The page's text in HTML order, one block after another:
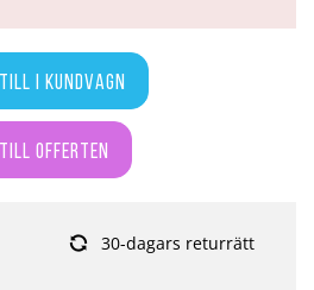
till i kundvagn
till offerten
30-dagars returrätt